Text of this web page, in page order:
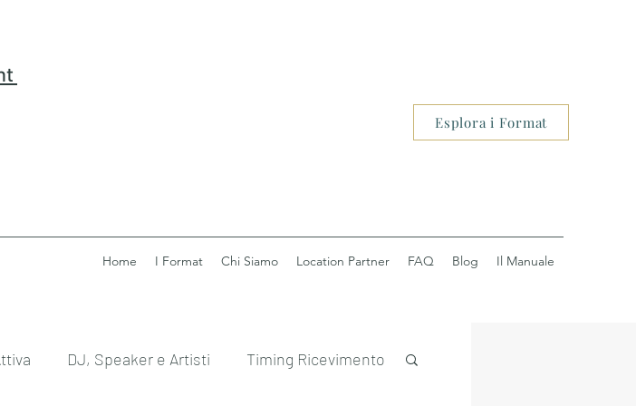
Esplora i Format
Home I Format Chi Siamo Location Partner FAQ Blog Il Manuale
DJ, Speaker e Artisti Timing Ricevimento